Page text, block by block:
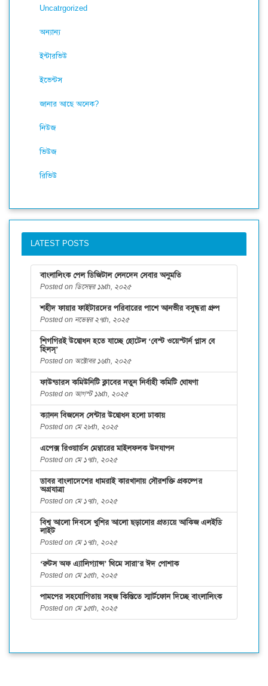
Uncatrgorized
অন্যান্য
ইন্টারভিউ
ইভেন্টস
জানার আছে অনেক?
নিউজ
ভিউজ
রিভিউ
LATEST POSTS
বাংলালিংক পেল ডিজিটাল লেনদেন সেবার অনুমতি
Posted on ডিসেম্বর ১৯th, ২০২৫
শহীদ ফায়ার ফাইটারদের পরিবারের পাশে আনভীর বসুন্ধরা গ্রুপ
Posted on নভেম্বর ২৭th, ২০২৫
শিগগিরই উদ্বোধন হতে যাচ্ছে হোটেল ‘বেস্ট ওয়েস্টার্ন প্লাস বে
হিলস্’
Posted on অক্টোবর ১৬th, ২০২৫
ফাউন্ডারস কমিউনিটি ক্লাবের নতুন নির্বাহী কমিটি ঘোষণা
Posted on আগস্ট ১৯th, ২০২৫
ক্যানন বিজনেস সেন্টার উদ্বোধন হলো ঢাকায়
Posted on মে ২৮th, ২০২৫
এপেক্স রিওয়ার্ডস মেম্বারের মাইলফলক উদযাপন
Posted on মে ১৭th, ২০২৫
ডাবর বাংলাদেশের ধামরাই কারখানায় সৌরশক্তি প্রকল্পের
অগ্রযাত্রা
Posted on মে ১৭th, ২০২৫
বিশ্ব আলো দিবসে খুশির আলো ছড়ানোর প্রত্যয়ে আকিজ এলইডি
লাইট
Posted on মে ১৭th, ২০২৫
‘রুটস অফ এ্যালিগ্যান্স’ থিমে সারা’র ঈদ পোশাক
Posted on মে ১৫th, ২০২৫
পামপের সহযোগিতায় সহজ কিস্তিতে স্মার্টফোন দিচ্ছে বাংলালিংক
Posted on মে ১৫th, ২০২৫